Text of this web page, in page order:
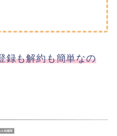
録も解約も簡単なの